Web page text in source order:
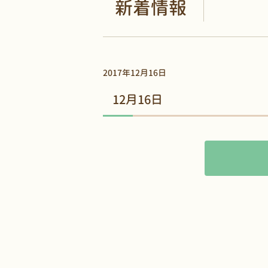
新着情報
2017年12月16日
12月16日